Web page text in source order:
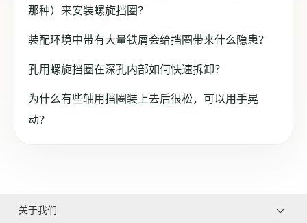
那种）来安装螺旋挡圈？
装配环境中带有大量铁屑会给挡圈带来什么隐患？
孔用螺旋挡圈在深孔内部如何快速拆卸？
为什么有些轴用挡圈装上去后很松，可以用手晃
动？
关于我们